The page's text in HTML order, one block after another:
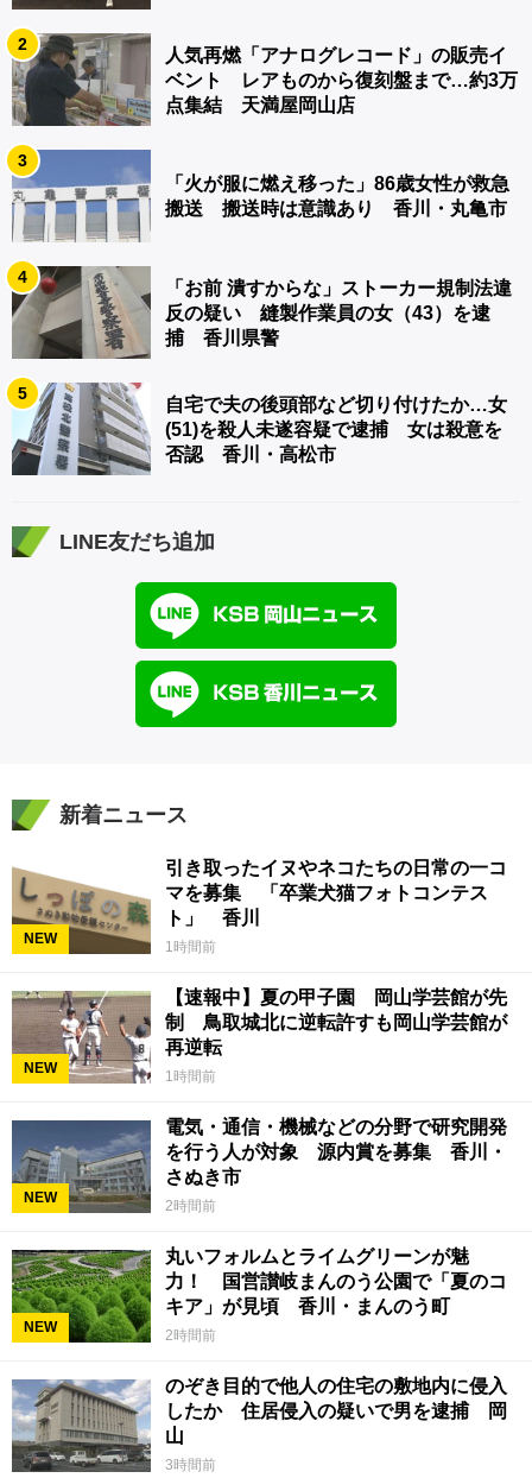
2
人気再燃「アナログレコード」の販売イ
ベント レアものから復刻盤まで…約3万
点集結 天満屋岡山店
3
「火が服に燃え移った」86歳女性が救急
搬送 搬送時は意識あり 香川・丸亀市
4
「お前 潰すからな」ストーカー規制法違
反の疑い 縫製作業員の女（43）を逮
捕 香川県警
5
自宅で夫の後頭部など切り付けたか…女
(51)を殺人未遂容疑で逮捕 女は殺意を
否認 香川・高松市
LINE友だち追加
新着ニュース
NEW
引き取ったイヌやネコたちの日常の一コ
マを募集 「卒業犬猫フォトコンテス
ト」 香川
1時間前
NEW
【速報中】夏の甲子園 岡山学芸館が先
制 鳥取城北に逆転許すも岡山学芸館が
再逆転
1時間前
NEW
電気・通信・機械などの分野で研究開発
を行う人が対象 源内賞を募集 香川・
さぬき市
2時間前
NEW
丸いフォルムとライムグリーンが魅
力！ 国営讃岐まんのう公園で「夏のコ
キア」が見頃 香川・まんのう町
2時間前
のぞき目的で他人の住宅の敷地内に侵入
したか 住居侵入の疑いで男を逮捕 岡
山
3時間前